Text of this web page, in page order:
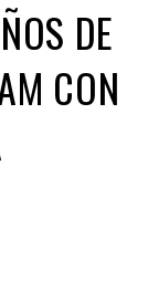
DE
CON